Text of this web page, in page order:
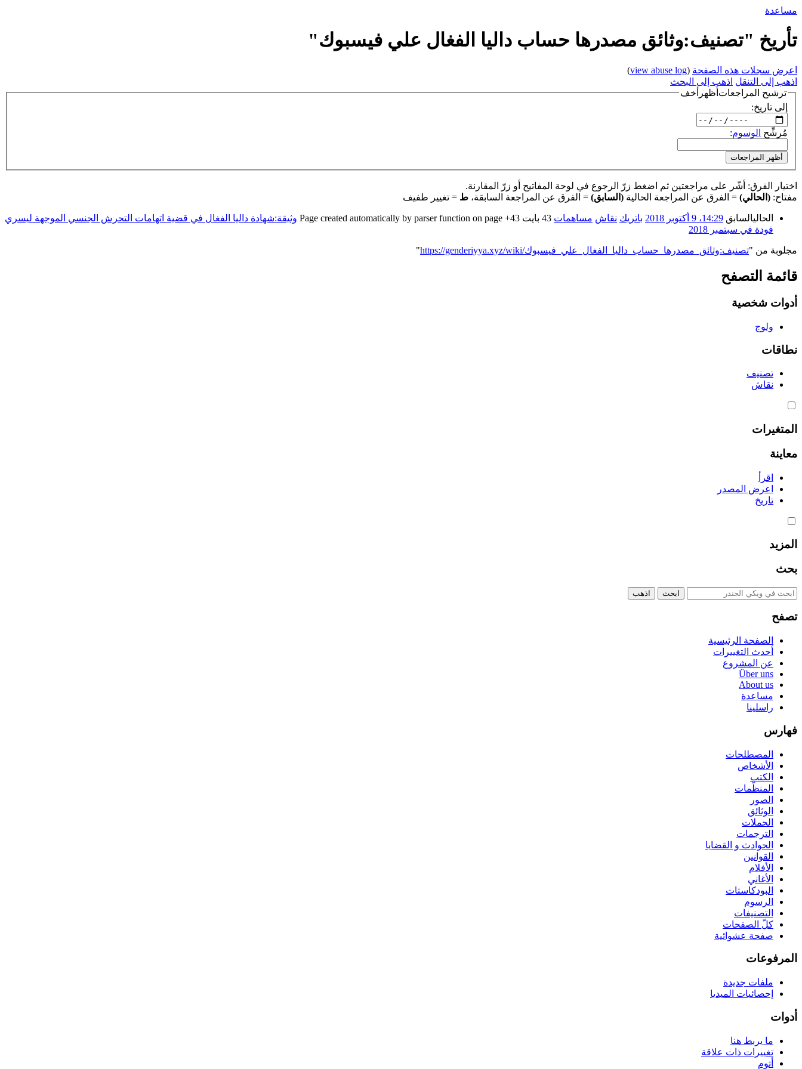
مساعدة
تأريخ "تصنيف:وثائق مصدرها حساب داليا الفغال علي فيسبوك"
اعرض سجلات هذه الصفحة (
view abuse log
)
اذهب إلى التنقل اذهب إلى البحث
ترشيح المراجعات أظهر أخف
إلى تاريخ:
مُرشِّح الوسوم:
أظهر المراجعات
اختيار الفرق: أشّر على مراجعتين ثم اضغط زرّ الرجوع في لوحة المفاتيح أو زرّ المقارنة.
مفتاح: (الحالي) = الفرق عن المراجعة الحالية (السابق) = الفرق عن المراجعة السابقة، ط = تغيير طفيف
الحاليالسابق 14:29، 9 أكتوبر 2018 باتريك نقاش مساهمات 43 بايت +43
Page created automatically by parser function on page وثيقة:شهادة داليا الفغال في قضية اتهامات التحرش الجنسي الموجهة ليسري
فودة في سبتمبر 2018
مجلوبة من "https://genderiyya.xyz/wiki/تصنيف:وثائق_مصدرها_حساب_داليا_الفغال_علي_فيسبوك "
قائمة التصفح
أدوات شخصية
ولوج
نطاقات
تصنيف
نقاش
المتغيرات
معاينة
اقرأ
اعرض المصدر
تاريخ
المزيد
بحث
تصفح
الصفحة الرئيسية
أحدث التغييرات
عن المشروع
Über uns
About us
مساعدة
راسلينا
فهارس
المصطلحات
الأشخاص
الكتب
المنظّمات
الصور
الوثائق
الحملات
الترجمات
الحوادث و القضايا
القوانين
الأفلام
الأغاني
البودكاستات
الرسوم
التصنيفات
كلّ الصفحات
صفحة عشوائية
المرفوعات
ملفات جديدة
إحصائيات الميديا
أدوات
ما يربط هنا
تغييرات ذات علاقة
أتوم